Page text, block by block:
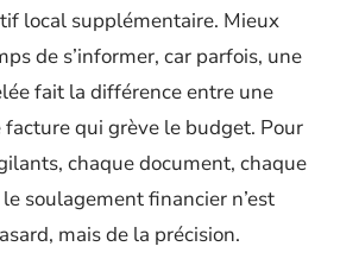
local supplémentaire. Mieux
de s’informer, car parfois, une
fait la différence entre une
qui grève le budget. Pour
chaque document, chaque
soulagement financier n’est
mais de la précision.